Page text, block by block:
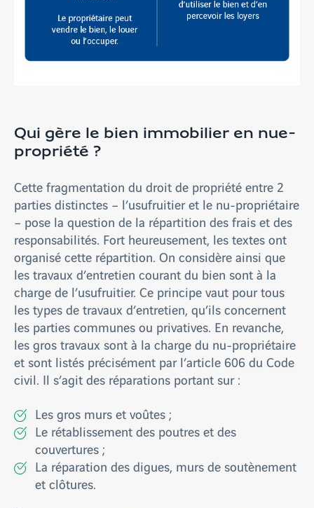
Qui gère le bien immobilier en nue-
propriété ?
Cette fragmentation du droit de propriété entre 2
parties distinctes – l’usufruitier et le nu-propriétaire
– pose la question de la répartition des frais et des
responsabilités. Fort heureusement, les textes ont
organisé cette répartition. On considère ainsi que
les travaux d’entretien courant du bien sont à la
charge de l’usufruitier. Ce principe vaut pour tous
les types de travaux d’entretien, qu’ils concernent
les parties communes ou privatives. En revanche,
les gros travaux sont à la charge du nu-propriétaire
et sont listés précisément par l’article 606 du Code
civil. Il s’agit des réparations portant sur :
Les gros murs et voûtes ;
Le rétablissement des poutres et des
couvertures ;
La réparation des digues, murs de soutènement
et clôtures.